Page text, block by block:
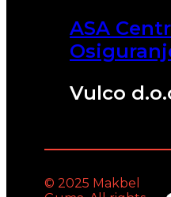
ASA
Vulco
© 2025 Makbel